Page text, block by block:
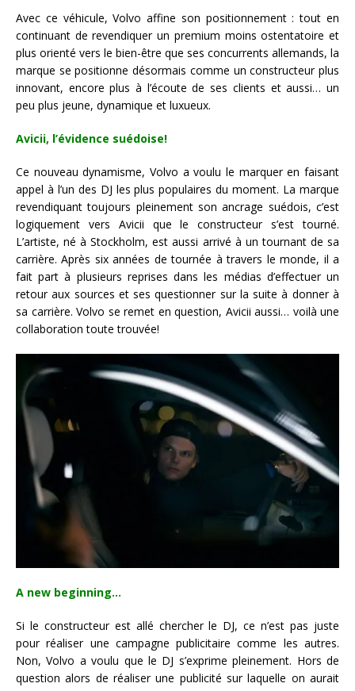
Avec ce véhicule, Volvo affine son positionnement : tout en
continuant de revendiquer un premium moins ostentatoire et
plus orienté vers le bien-être que ses concurrents allemands, la
marque se positionne désormais comme un constructeur plus
innovant, encore plus à l’écoute de ses clients et aussi… un
peu plus jeune, dynamique et luxueux.
Avicii, l’évidence suédoise!
Ce nouveau dynamisme, Volvo a voulu le marquer en faisant
appel à l’un des DJ les plus populaires du moment. La marque
revendiquant toujours pleinement son ancrage suédois, c’est
logiquement vers Avicii que le constructeur s’est tourné.
L’artiste, né à Stockholm, est aussi arrivé à un tournant de sa
carrière. Après six années de tournée à travers le monde, il a
fait part à plusieurs reprises dans les médias d’effectuer un
retour aux sources et ses questionner sur la suite à donner à
sa carrière. Volvo se remet en question, Avicii aussi… voilà une
collaboration toute trouvée!
A new beginning…
Si le constructeur est allé chercher le DJ, ce n’est pas juste
pour réaliser une campagne publicitaire comme les autres.
Non, Volvo a voulu que le DJ s’exprime pleinement. Hors de
question alors de réaliser une publicité sur laquelle on aurait